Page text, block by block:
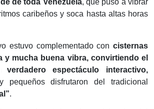
de toda Venezuela, que puso a vibrar
caribeños y soca hasta altas horas
estuvo complementado con cisternas
y mucha buena vibra, convirtiendo el
espectáculo interactivo,
pequeños disfrutaron del tradicional
.